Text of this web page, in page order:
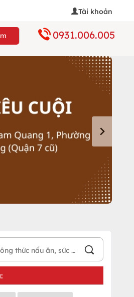
Tài khoản
0931.006.005